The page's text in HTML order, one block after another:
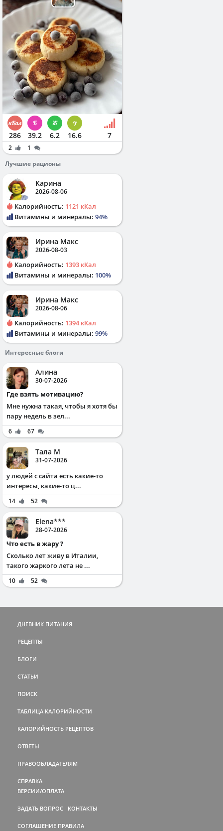
286 39.2 6.2 16.6 7
2
1
Лучшие рационы
Карина
2026-08-06
Калорийность: 1121 кКал
Витамины и минералы: 94%
Ирина Макс
2026-08-03
Калорийность: 1393 кКал
Витамины и минералы: 100%
Ирина Макс
2026-08-06
Калорийность: 1394 кКал
Витамины и минералы: 99%
Интересные блоги
Алина
30-07-2026
Где взять мотивацию?
Мне нужна такая, чтобы я хотя бы
пару недель в зел...
6 67
Тала М
31-07-2026
у людей с сайта есть какие-то
интересы, какие-то ц...
14 52
Elena***
28-07-2026
Что есть в жару ?
Сколько лет живу в Италии,
такого жаркого лета не ...
10 52
ДНЕВНИК ПИТАНИЯ
РЕЦЕПТЫ
БЛОГИ
СТАТЬИ
ПОИСК
ТАБЛИЦА КАЛОРИЙНОСТИ
КАЛОРИЙНОСТЬ РЕЦЕПТОВ
ОТВЕТЫ
ПРАВООБЛАДАТЕЛЯМ
СПРАВКА
ВЕРСИИ/ОПЛАТА
ЗАДАТЬ ВОПРОС КОНТАКТЫ
СОГЛАШЕНИЕ ПРАВИЛА